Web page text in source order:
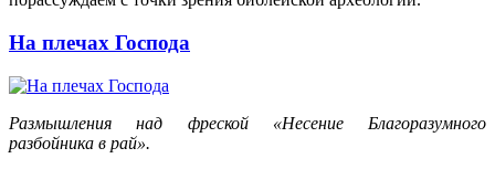
На плечах Господа
Размышления над фреской «Несение Благоразумного
разбойника в рай».